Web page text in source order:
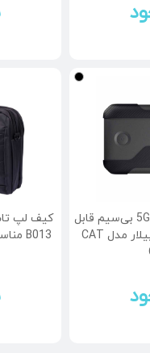
مودم روتر 5G/4G LTE بی‌سیم قابل
حمل و دوباند کاترپیلار مدل CAT
کیف لپ
B013 مناسب لپ تاپ 15.6 اینچی